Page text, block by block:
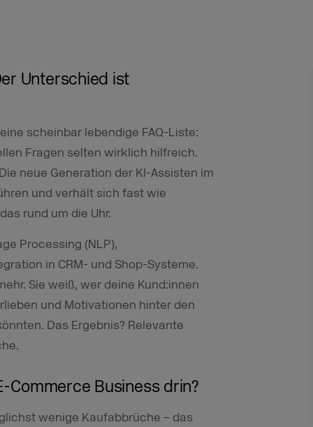
Unterschied ist
scheinbar lebendige FAQ-Liste:
Fragen selten wirklich hilfreich.
neue Generation der KI-Assisten im
und verhält sich fast wie
rund um die Uhr.
Processing (NLP),
in CRM- und Shop-Systeme.
Sie weiß, wer deine Kund:innen
und Motivationen hinter den
Das Ergebnis? Relevante
Commerce Business drin?
wenige Kaufabbrüche – das